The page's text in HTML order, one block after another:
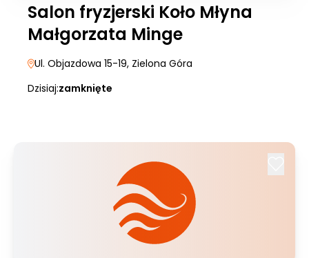
Salon fryzjerski Koło Młyna
Małgorzata Minge
Ul. Objazdowa 15-19, Zielona Góra
Dzisiaj:zamknięte